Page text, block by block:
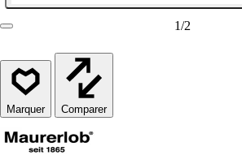
1/2
Comparer